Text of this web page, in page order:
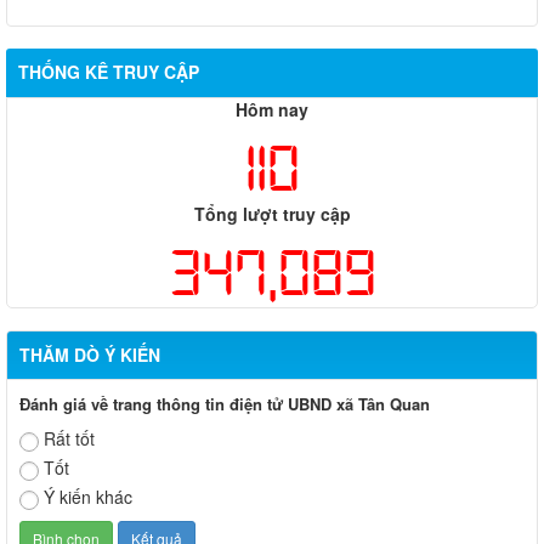
THỐNG KÊ TRUY CẬP
Hôm nay
110
Tổng lượt truy cập
347,089
THĂM DÒ Ý KIẾN
Đánh giá về trang thông tin điện tử UBND xã Tân Quan
Rất tốt
Tốt
Ý kiến khác